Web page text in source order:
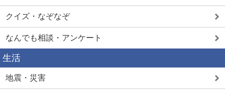
クイズ・なぞなぞ
なんでも相談・アンケート
生活
地震・災害